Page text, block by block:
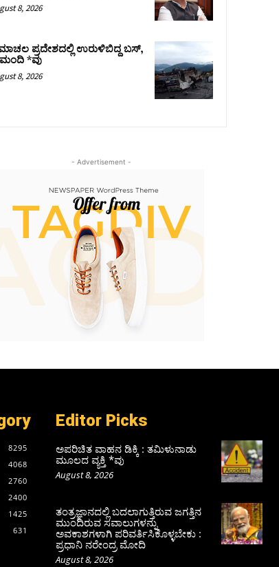
8, 2026
ಪ್ರದೇಶದಲ್ಲಿ ಉರುಳಿಬಿದ್ದ ಬಸ್‌,
*ವು
8, 2026
- Advertisement -
8295
4068
2760
2400
1425
631
Editor Picks
ಅಪರಿಚಿತ ವಾಹನ ಡಿಕ್ಕಿ : ತಮಿಳುನಾಡು
ಮೂಲದ ವ್ಯಕ್ತಿ *ವು
August 8, 2026
ತಂತ್ರಜ್ಞಾನದಲ್ಲಿ ಬದಲಾಗುತ್ತಿರುವ ಜಗತ್ತಿನ
ಮುಂದಿರುವ ಸವಾಲುಗಳನ್ನು
ಅವಕಾಶಗಳಾಗಿ ಪರಿವರ್ತಿಸಿಕೊಳ್ಳಬೇಕು :
ಪ್ರಧಾನಿ ನರೇಂದ್ರ ಮೋದಿ
August 8, 2026